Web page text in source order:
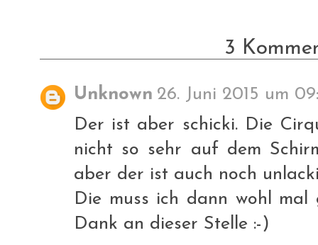
3
Unknown 26. Juni 2015 um
Der ist aber schicki. Die
nicht so sehr auf dem
aber der ist auch noch
Die muss ich dann wohl mal
Dank an dieser Stelle :-)